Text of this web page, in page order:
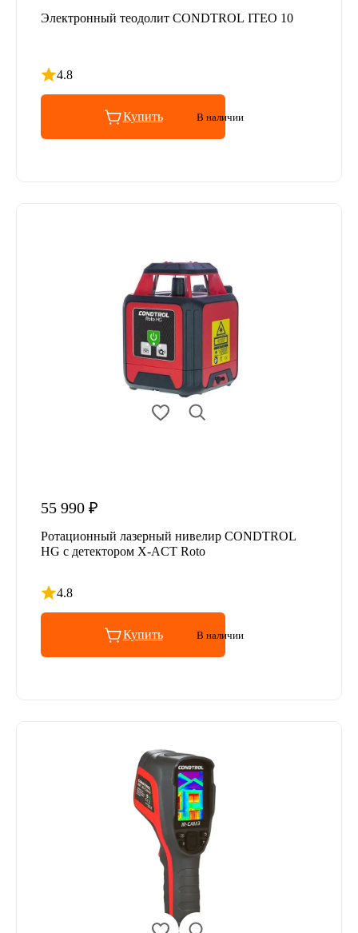
Электронный теодолит CONDTROL ITEO 10
4.8
Рейтинг 4.8 из 5
Купить В наличии
55 990 ₽
Ротационный лазерный нивелир CONDTROL
HG с детектором X-ACT Roto
4.8
Рейтинг 4.8 из 5
Купить В наличии